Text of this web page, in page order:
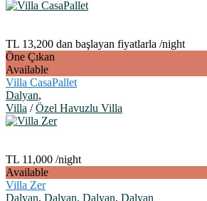
TL 13,200 dan başlayan fiyatlarla /night
Öne Çıkan
Available
Villa CasaPallet
Dalyan,
Villa /Özel Havuzlu Villa
TL 11,000 /night
Available
Villa Zer
Dalyan, Dalyan, Dalyan, Dalyan